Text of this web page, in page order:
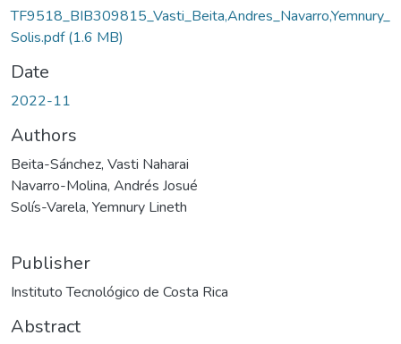
TF9518_BIB309815_Vasti_Beita,Andres_Navarro,Yemnury_
Solis.pdf(1.6 MB)
Date
2022-11
Authors
Beita-Sánchez, Vasti Naharai
Navarro-Molina, Andrés Josué
Solís-Varela, Yemnury Lineth
Publisher
Instituto Tecnológico de Costa Rica
Abstract